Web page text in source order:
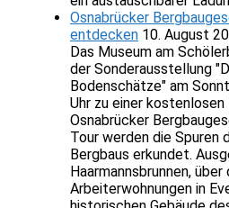
Osnabrücker
entdecken 10. August
Das Museum am
der Sonderausstellung
Bodenschätze" am
Uhr zu einer kostenlosen
Osnabrücker
Tour werden die Spuren
Bergbaus erkundet.
Haarmannsbrunnen,
Arbeiterwohnungen in